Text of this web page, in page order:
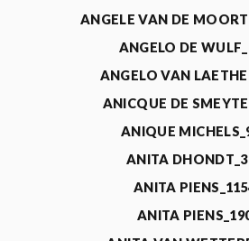
ANGELE VAN DE
ANGELO DE
ANGELO VAN
ANICQUE DE
ANIQUE
ANITA
ANITA
ANITA